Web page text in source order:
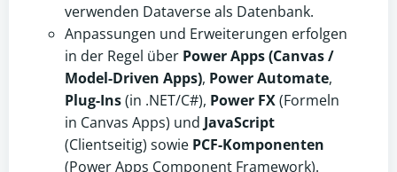
verwenden Dataverse als Datenbank.
Anpassungen und Erweiterungen erfolgen
in der Regel über Power Apps (Canvas /
Model-Driven Apps), Power Automate,
Plug-Ins(in .NET/C#), Power FX(Formeln
in Canvas Apps) und JavaScript
(Clientseitig) sowie PCF-Komponenten
(Power Apps Component Framework).